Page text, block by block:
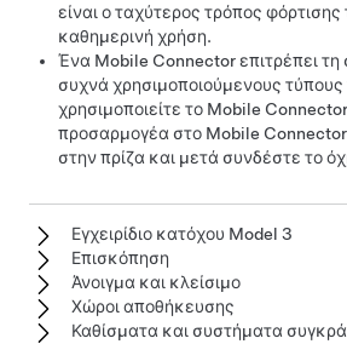
είναι ο ταχύτερος τρόπος
καθημερινή χρήση.
Ένα Mobile Connector επιτρέπει τη
συχνά χρησιμοποιούμενους
χρησιμοποιείτε το Mobile
προσαρμογέα στο Mobile
στην πρίζα και μετά συνδέστε το
Εγχειρίδιο κατόχου Model 3
Επισκόπηση
Άνοιγμα και κλείσιμο
Χώροι αποθήκευσης
Καθίσματα και συστήματα